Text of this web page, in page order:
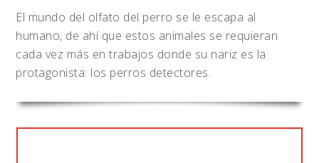
El mundo del olfato del perro se le escapa al
humano, de ahí que estos animales se requieran
cada vez más en trabajos donde su nariz es la
protagonista: los perros detectores.